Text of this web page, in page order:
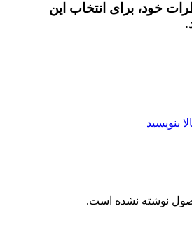
خود، برای انتخاب این
بنویسید
نوشته نشده است.